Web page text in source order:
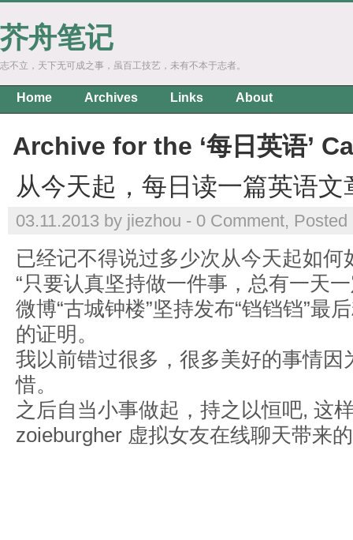
芥舟笔记
志不立，天下无可成之事，虽百工技艺，未有不本于志者。
Home Archives Links About
Archive for the ‘每日英语’
从今天起，每日读一篇英语文
03.11.2013 by jiezhou - 0 Comment,
已经记不得说过多少次从今天起如何
“只要认真坚持做一件事，总有一天
微博“古城钟楼”坚持发布“铛铛铛”最
的证明。
我以前错过很多，很多美好的事情
惜。
之后自当小事做起，持之以恒吧, 这
zoieburgher 虚拟女友在线聊天带来